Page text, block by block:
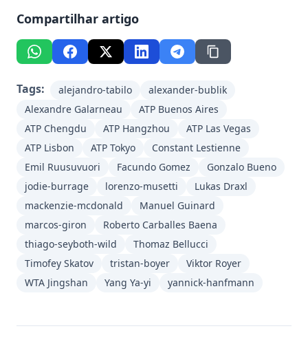
Compartilhar artigo
Tags: alejandro-tabilo
alexander-bublik
Alexandre Galarneau
ATP Buenos Aires
ATP Chengdu
ATP Hangzhou
ATP Las Vegas
ATP Lisbon
ATP Tokyo
Constant Lestienne
Emil Ruusuvuori
Facundo Gomez
Gonzalo Bueno
jodie-burrage
lorenzo-musetti
Lukas Draxl
mackenzie-mcdonald
Manuel Guinard
marcos-giron
Roberto Carballes Baena
thiago-seyboth-wild
Thomaz Bellucci
Timofey Skatov
tristan-boyer
Viktor Royer
WTA Jingshan
Yang Ya-yi yannick-hanfmann